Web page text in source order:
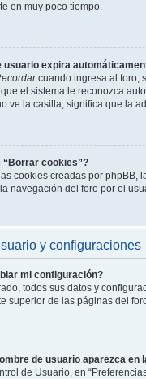
en muy poco tiempo.
usuario expira
cuando ingresa al foro,
el sistema le reconozca
ve la casilla, significa que la
“Borrar cookies”?
cookies creadas por
navegación del foro por el
y configuraciones
mi configuración?
todos sus datos y
superior de las páginas del
de usuario aparezca
de Usuario, en